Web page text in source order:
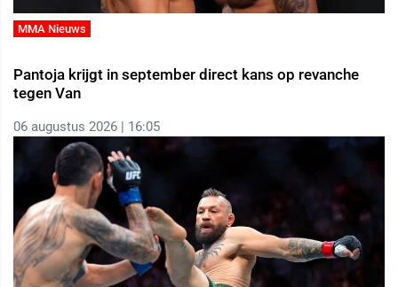
MMA Nieuws
Pantoja krijgt in september direct kans op revanche
tegen Van
06 augustus 2026 | 16:05